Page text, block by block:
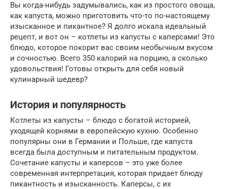
Вы когда-нибудь задумывались, как из простого овоща,
как капуста, можно приготовить что-то по-настоящему
изысканное и пикантное? Я долго искала идеальный
рецепт, и вот он – котлеты из капусты с каперсами! Это
блюдо, которое покорит вас своим необычным вкусом
и сочностью. Всего 350 калорий на порцию, а сколько
удовольствия! Готовы открыть для себя новый
кулинарный шедевр?
История и популярность
Котлеты из капусты – блюдо с богатой историей,
уходящей корнями в европейскую кухню. Особенно
популярны они в Германии и Польше, где капуста
всегда была доступным и питательным продуктом.
Сочетание капусты и каперсов – это уже более
современная интерпретация, которая придает блюду
пикантность и изысканность. Каперсы, с их